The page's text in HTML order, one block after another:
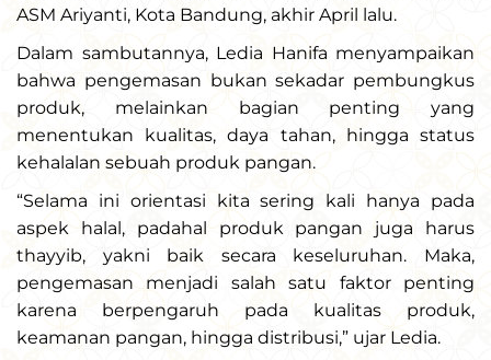
ASM Ariyanti, Kota Bandung, akhir April lalu.
Dalam sambutannya, Ledia Hanifa menyampaikan
bahwa pengemasan bukan sekadar pembungkus
produk, melainkan bagian penting yang
menentukan kualitas, daya tahan, hingga status
kehalalan sebuah produk pangan.
“Selama ini orientasi kita sering kali hanya pada
aspek halal, padahal produk pangan juga harus
thayyib, yakni baik secara keseluruhan. Maka,
pengemasan menjadi salah satu faktor penting
karena berpengaruh pada kualitas produk,
keamanan pangan, hingga distribusi,” ujar Ledia.